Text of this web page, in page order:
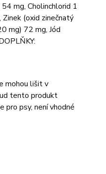
mg, Cholinchlorid 1
(oxid zinečnatý
mg) 72 mg, Jód
mohou lišit v
tento produkt
pro psy, není vhodné